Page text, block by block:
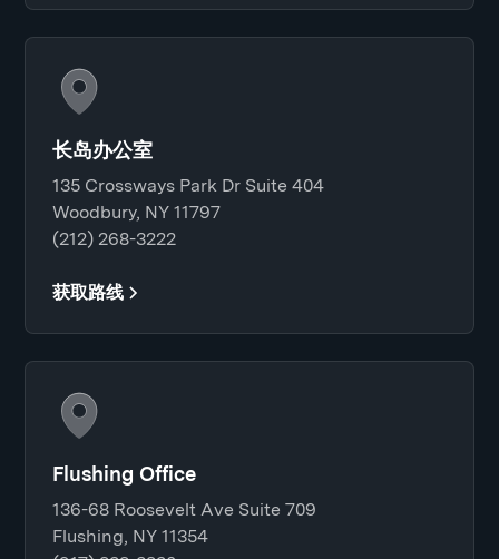
长岛办公室
135 Crossways Park Dr Suite 404
Woodbury, NY 11797
(212) 268-3222
获取路线
Flushing Office
136-68 Roosevelt Ave Suite 709
Flushing, NY 11354